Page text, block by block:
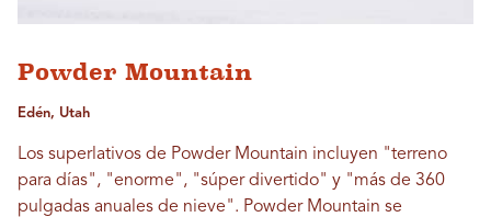
Powder Mountain
Edén, Utah
Los superlativos de Powder Mountain incluyen "terreno
para días", "enorme", "súper divertido" y "más de 360 ​​
pulgadas anuales de nieve". Powder Mountain se